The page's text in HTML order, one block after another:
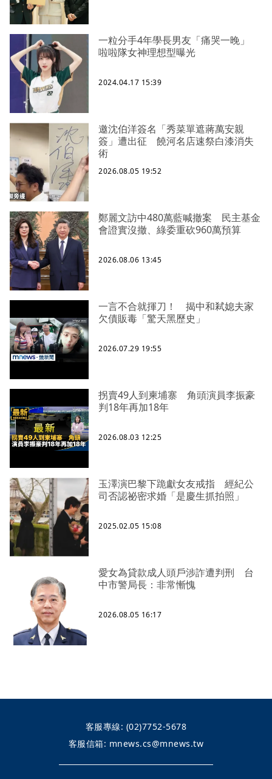
一粒分手4年學長男友「痛哭一晚」
啦啦隊女神理想型曝光
2024.04.17 15:39
邀沈伯洋簽名「秀菜單遮蔣萬安親
簽」遭出征 饒河名店速祭白漆消失
術
2026.08.05 19:52
鄭麗文訪中480萬藍喊撤案 民主基金
會證實沒撤、綠委重砍960萬預算
2026.08.06 13:45
一言不合就揮刀！ 揭中和弒媳夫家
欠債販毒「驚天黑歷史」
2026.07.29 19:55
拐賣49人到柬埔寨 角頭演員李振豪
判18年再加18年
2026.08.03 12:25
玉澤演巴黎下跪獻女友戒指 經紀公
司否認祕密求婚「是慶生抓拍照」
2025.02.05 15:08
愛女為貸款成人頭戶涉詐遭判刑 台
中市警局長：非常慚愧
2026.08.05 16:17
客服專線: (02)7752-5678
客服信箱: mnews.cs@mnews.tw